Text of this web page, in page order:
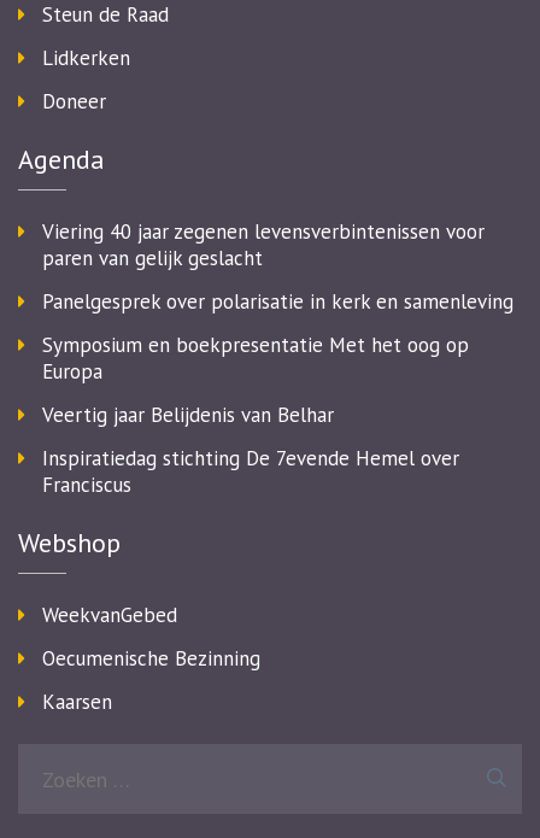
Steun de Raad
Lidkerken
Doneer
Agenda
Viering 40 jaar zegenen levensverbintenissen voor
paren van gelijk geslacht
Panelgesprek over polarisatie in kerk en samenleving
Symposium en boekpresentatie Met het oog op
Europa
Veertig jaar Belijdenis van Belhar
Inspiratiedag stichting De 7evende Hemel over
Franciscus
Webshop
WeekvanGebed
Oecumenische Bezinning
Kaarsen